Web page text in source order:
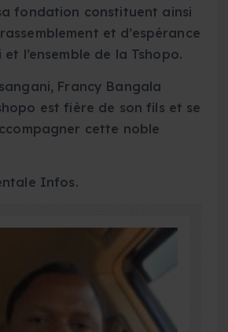
fondation constituent ainsi
et d’espérance
l’ensemble de la Tshopo.
Francy Bangala
est fière de son fils et se
cette noble
Infos.